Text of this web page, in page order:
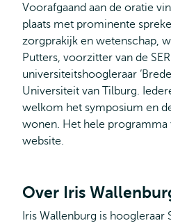
Voorafgaand aan de oratie
plaats met prominente
zorgprakijk en wetenschap,
Putters, voorzitter van de
universiteitshoogleraar
Universiteit van Tilburg.
welkom het symposium en
wonen. Het hele programma
website.
Over Iris
Iris Wallenburg is